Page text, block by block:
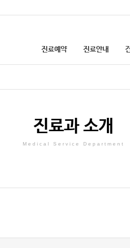
진료예약 진료안내
환자 예약
진료비 결제
안내
통합서비스 안내
의료사회복지
건강검진 안내
평가(설문)
러보기
진료과 소개
Medical Service Department